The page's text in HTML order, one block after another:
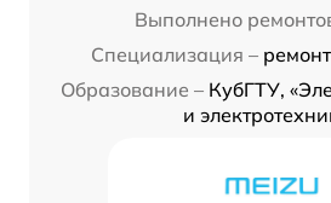
Выполнено
Специализация –
Образование – КубГТУ,
и